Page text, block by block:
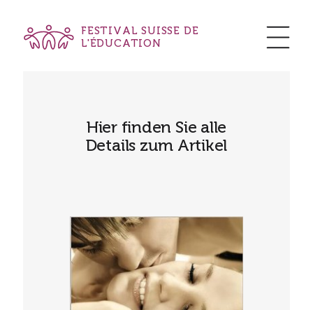
FESTIVAL SUISSE DE
L'ÉDUCATION
Hier finden Sie alle
Details zum Artikel